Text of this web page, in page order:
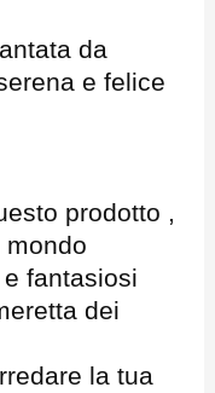
da
e felice
prodotto ,
fantasiosi
dei
la tua